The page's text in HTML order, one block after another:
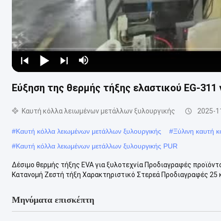
Εύξηση της θερμής τήξης ελαστικού EG-
Καυτή κόλλα λειωμένων μετάλλων ξυλουργικής 2025-
#Καυτή κόλλα λειωμένων μετάλλων ξυλουργικής #Ξύλινη καυτή
#Καυτή κόλλα λειωμένων μετάλλων ξυλουργικής PUR
Δέσιμο θερμής τήξης EVA για ξυλοτεχνία Προδιαγραφές
Κατανομή Ζεστή τήξη Χαρακτηριστικό Στερεά Προδιαγραφές 25
Μηνύματα επισκέπτη